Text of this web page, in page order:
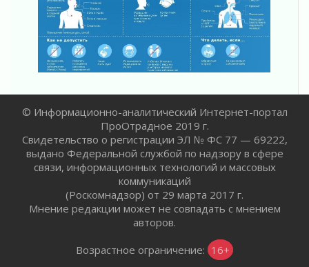
отправили на реставрацию
02 августа 2026
Ленобласть внедрила передовую подготовку
операторов БПЛА
02 августа 2026
02 августа 2026
Юхла, мука, кантеле и Водяной
01 августа 2026
Лето катится с горки
В Ленобласти открылась экспозиция к 150-
летию Билибина
Лето без гаджетов
© Информационно-аналитический Интернет-портал
ПроОтрадное 2019 г.
Свидетельство о регистрации ЭЛ № ФС 77 — 69222,
выдано Федеральной службой по надзору в сфере
связи, информационных технологий и массовых
коммуникаций
(Роскомнадзор) от 29 марта 2017 г.
Мнение редакции может не совпадать с мнением
авторов.
Возрастное ограничение: 16+